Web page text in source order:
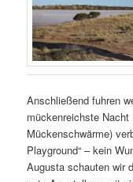
Anschließend fuhren
mückenreichste
Mückenschwärme)
Playground“ – kein
Augusta schauten wir